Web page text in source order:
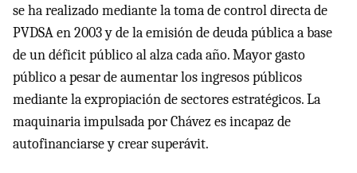
se ha realizado mediante la toma de control directa de
PVDSA en 2003 y de la emisión de deuda pública a base
de un déficit público al alza cada año. Mayor gasto
público a pesar de aumentar los ingresos públicos
mediante la expropiación de sectores estratégicos. La
maquinaria impulsada por Chávez es incapaz de
autofinanciarse y crear superávit.